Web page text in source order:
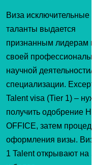
Виза исключительные
таланты выдается
признанным лидерам
своей
научной деятельности/
специализации.
Talent visa (Tier 1) –
получить одобрение
OFFICE, затем
оформления визы.
1 Talent открывают на